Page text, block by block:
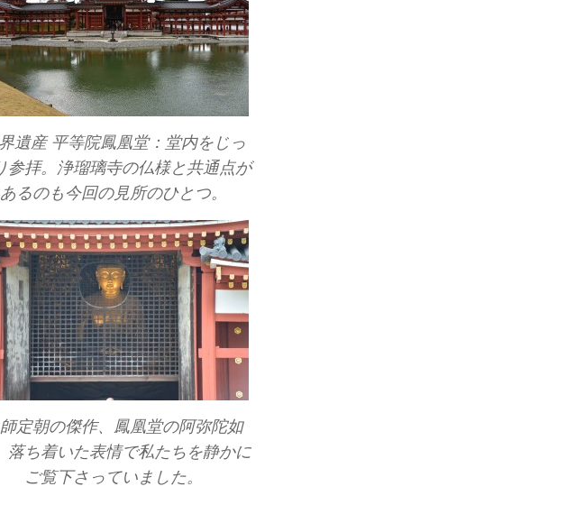
遺産 平等院鳳凰堂：堂内をじっ
参拝。浄瑠璃寺の仏様と共通点が
あるのも今回の見所のひとつ。
定朝の傑作、鳳凰堂の阿弥陀如
落ち着いた表情で私たちを静かに
ご覧下さっていました。